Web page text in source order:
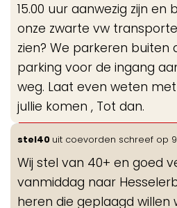
15.00 uur aanwezig zijn en
onze zwarte vw
zien? We parkeren buiten
parking voor de ingang
weg. Laat even weten
jullie komen , Tot dan.
stel40 uit coevorden schreef op
Wij stel van 40+ en goed
vanmiddag naar
heren die geplaagd willen